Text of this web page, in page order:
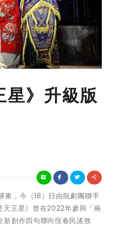
星》升級版
，今（18）日由阮劇團聯手
天王星》曾在2022年參與「兩
創作四句聯向恆春民謠致